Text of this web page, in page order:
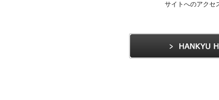
サイトへのアクセ